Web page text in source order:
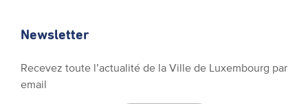
Newsletter
Recevez toute l’actualité de la Ville de Luxembourg par
email